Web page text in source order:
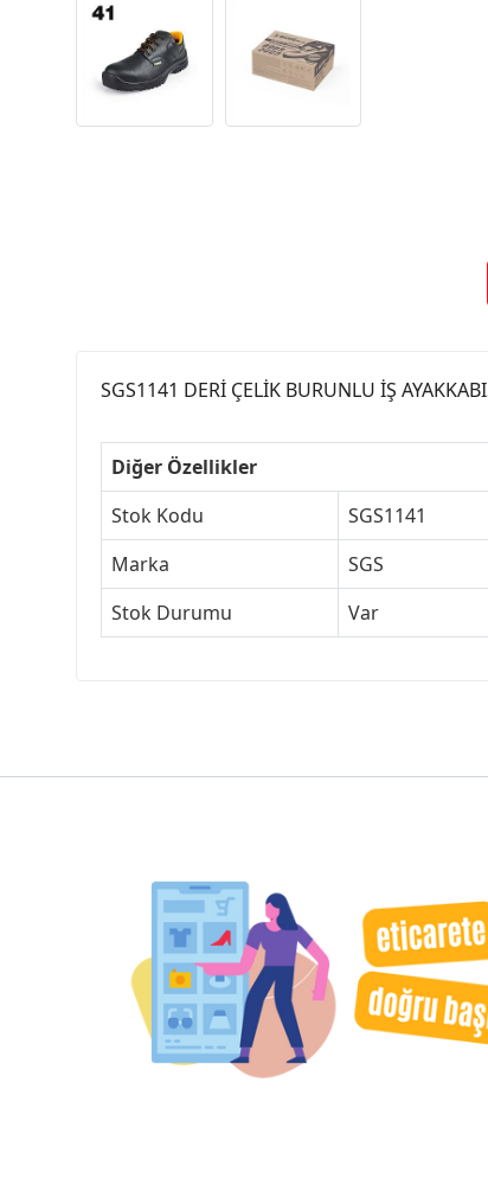
SGS1141 DERİ ÇELİK BURUNLU İŞ
Diğer Özellikler
Stok Kodu
SGS1141
Marka
SGS
Stok Durumu
Var